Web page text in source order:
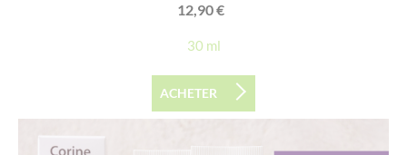
12,90€
30 ml
ACHETER